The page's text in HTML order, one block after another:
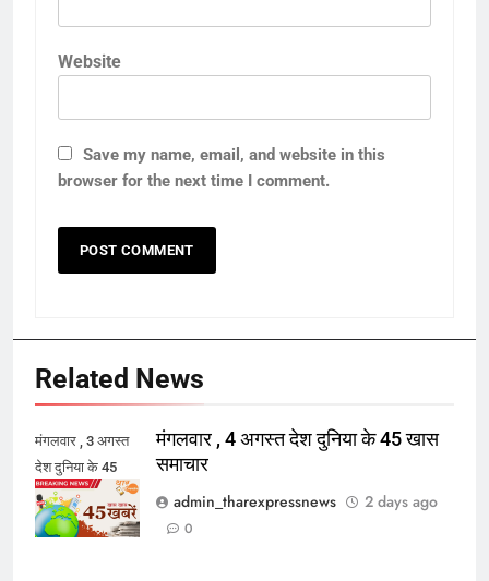
Website
Save my name, email, and website in this
browser for the next time I comment.
Related News
मंगलवार , 3 अगस्त
देश दुनिया के 45
खास समाचार
मंगलवार , 4 अगस्त देश दुनिया के 45 खास
समाचार
admin_tharexpressnews
2 days ago
0